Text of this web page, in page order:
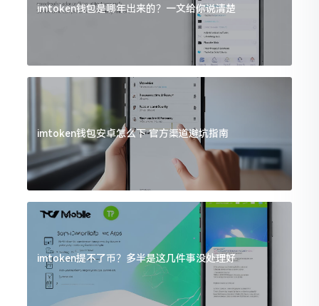
imtoken钱包是哪年出来的？一文给你说清楚
imtoken钱包安卓怎么下 官方渠道避坑指南
imtoken提不了币？多半是这几件事没处理好